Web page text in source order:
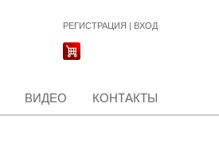
РЕГИСТРАЦИЯ | ВХОД
ВИДЕО КОНТАКТЫ